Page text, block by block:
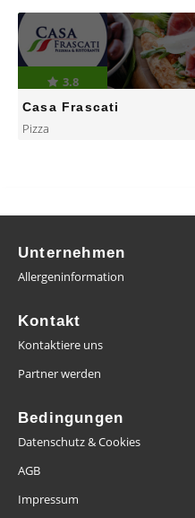
3.8
Casa Frascati
Pizza
Unternehmen
Allergeninformation
Kontakt
Kontaktiere uns
Partner werden
Bedingungen
Datenschutz & Cookies
AGB
Impressum